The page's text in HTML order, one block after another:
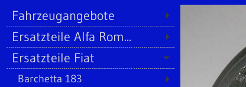
Fahrzeugangebote
Ersatzteile Alfa Rom...
Ersatzteile Fiat
Barchetta 183